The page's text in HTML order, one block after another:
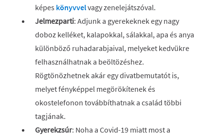
képes könyvvelvagy zenelejátszóval.
Jelmezparti: Adjunk a gyerekeknek egy nagy
doboz kelléket, kalapokkal, sálakkal, apa és anya
különböző ruhadarabjaival, melyeket kedvükre
felhasználhatnak a beöltözéshez.
Rögtönözhetnek akár egy divatbemutatót is,
melyet fényképpel megörökítenek és
okostelefonon továbbíthatnak a család többi
tagjának.
Gyerekzsúr: Noha a Covid-19 miatt most a